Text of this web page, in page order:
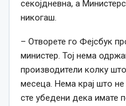
секојдневна, а
никогаш.
– Отворете го Фејсбук
министер. Тој нема
производители колку
месеца. Нема крај што
сте убедени дека имате